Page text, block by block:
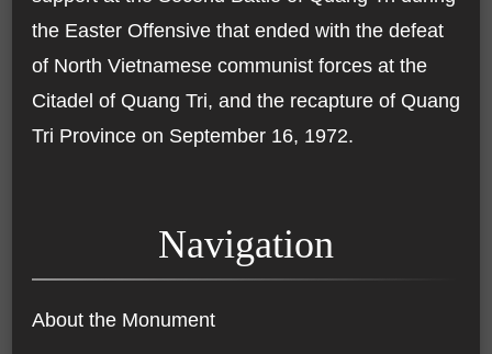
the Easter Offensive that ended with the defeat
of North Vietnamese communist forces at the
Citadel of Quang Tri, and the recapture of Quang
Tri Province on September 16, 1972.
Navigation
About the Monument